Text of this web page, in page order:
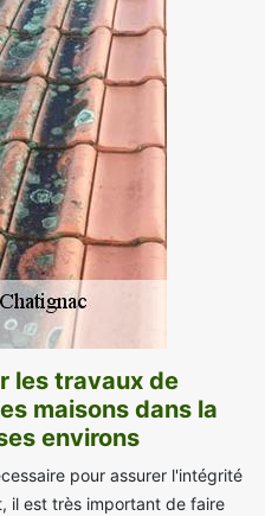
les travaux de
maisons dans la
environs
pour assurer l'intégrité
il est très important de faire